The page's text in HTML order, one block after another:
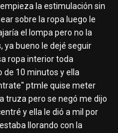
la estimulación sin
sobre la ropa luego le
el lompa pero no la
ya bueno le dejé seguir
ropa interior toda
de 10 minutos y ella
ptmle quise meter
truza pero se negó me dijo
y ella le dió a mil por
llorando con la